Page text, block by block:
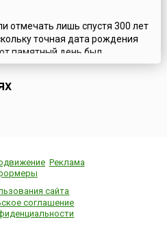
отмечать лишь спустя 300 лет
точная дата рождения
памятный день был
что накладывает отпечаток
и вовсе не отмечаются, а даты
для вечной жизни,
Реклама
сайта
соглашение